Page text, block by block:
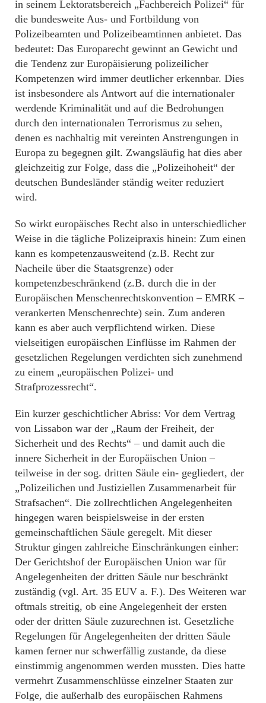
in seinem Lektoratsbereich „Fachbereich Polizei“ für
die bundesweite Aus- und Fortbildung von
Polizeibeamten und Polizeibeamtinnen anbietet. Das
bedeutet: Das Europarecht gewinnt an Gewicht und
die Tendenz zur Europäisierung polizeilicher
Kompetenzen wird immer deutlicher erkennbar. Dies
ist insbesondere als Antwort auf die internationaler
werdende Kriminalität und auf die Bedrohungen
durch den internationalen Terrorismus zu sehen,
denen es nachhaltig mit vereinten Anstrengungen in
Europa zu begegnen gilt. Zwangsläufig hat dies aber
gleichzeitig zur Folge, dass die „Polizeihoheit“ der
deutschen Bundesländer ständig weiter reduziert
wird.
So wirkt europäisches Recht also in unterschiedlicher
Weise in die tägliche Polizeipraxis hinein: Zum einen
kann es kompetenzausweitend (z.B. Recht zur
Nacheile über die Staatsgrenze) oder
kompetenzbeschränkend (z.B. durch die in der
Europäischen Menschenrechtskonvention – EMRK –
verankerten Menschenrechte) sein. Zum anderen
kann es aber auch verpflichtend wirken. Diese
vielseitigen europäischen Einflüsse im Rahmen der
gesetzlichen Regelungen verdichten sich zunehmend
zu einem „europäischen Polizei- und
Strafprozessrecht“.
Ein kurzer geschichtlicher Abriss: Vor dem Vertrag
von Lissabon war der „Raum der Freiheit, der
Sicherheit und des Rechts“ – und damit auch die
innere Sicherheit in der Europäischen Union –
teilweise in der sog. dritten Säule ein- gegliedert, der
„Polizeilichen und Justiziellen Zusammenarbeit für
Strafsachen“. Die zollrechtlichen Angelegenheiten
hingegen waren beispielsweise in der ersten
gemeinschaftlichen Säule geregelt. Mit dieser
Struktur gingen zahlreiche Einschränkungen einher:
Der Gerichtshof der Europäischen Union war für
Angelegenheiten der dritten Säule nur beschränkt
zuständig (vgl. Art. 35 EUV a. F.). Des Weiteren war
oftmals streitig, ob eine Angelegenheit der ersten
oder der dritten Säule zuzurechnen ist. Gesetzliche
Regelungen für Angelegenheiten der dritten Säule
kamen ferner nur schwerfällig zustande, da diese
einstimmig angenommen werden mussten. Dies hatte
vermehrt Zusammenschlüsse einzelner Staaten zur
Folge, die außerhalb des europäischen Rahmens